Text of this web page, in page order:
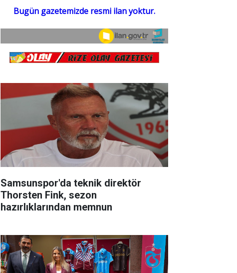
Samsunspor'da teknik direktör
Thorsten Fink, sezon
hazırlıklarından memnun